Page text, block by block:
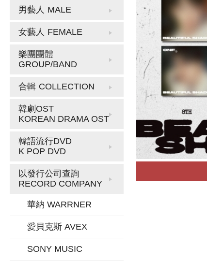
男藝人 MALE
女藝人 FEMALE
樂團團體
GROUP/BAND
合輯 COLLECTION
韓劇OST
KOREAN DRAMA OST
韓語流行DVD
K POP DVD
以發行公司查詢
RECORD COMPANY
華納 WARRNER
愛貝克斯 AVEX
SONY MUSIC